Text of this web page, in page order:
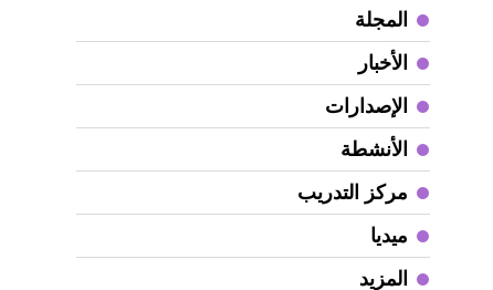
المجلة
الأخبار
الإصدارات
الأنشطة
مركز التدريب
ميديا
المزيد